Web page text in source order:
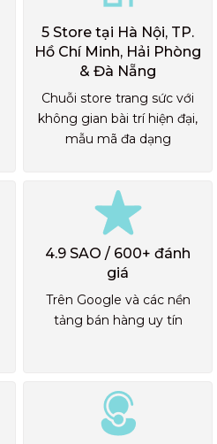
5 Store tại Hà Nội, TP.
Hồ Chí Minh, Hải Phòng
& Đà Nẵng
Chuỗi store trang sức với
không gian bài trí hiện đại,
mẫu mã đa dạng
4.9 SAO / 600+ đánh
giá
Trên Google và các nền
tảng bán hàng uy tín